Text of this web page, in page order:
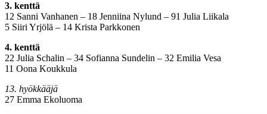
3. kenttä
12 Sanni Vanhanen – 18 Jenniina Nylund – 91 Julia Liikala
5 Siiri Yrjölä – 14 Krista Parkkonen
4. kenttä
22 Julia Schalin – 34 Sofianna Sundelin – 32 Emilia Vesa
11 Oona Koukkula
13. hyökkääjä
27 Emma Ekoluoma